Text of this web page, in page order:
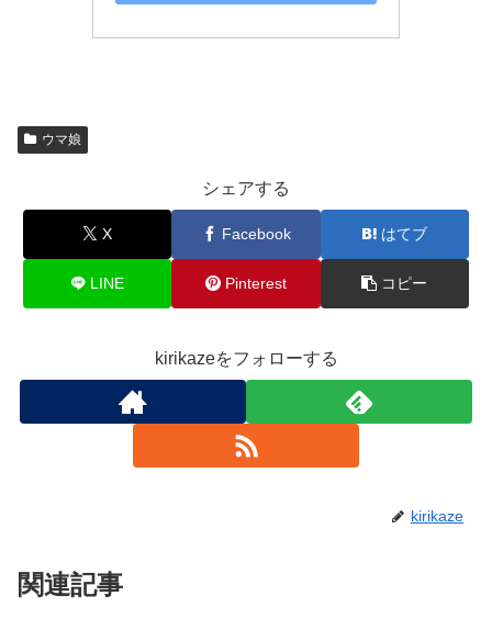
ウマ娘
シェアする
X Facebook はてブ
LINE Pinterest コピー
kirikazeをフォローする
kirikaze
関連記事